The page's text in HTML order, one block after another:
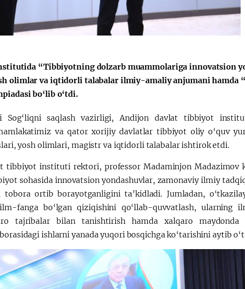
“Tibbiyotning dolzarb muammolariga innovatsion
olimlar va iqtidorli talabalar ilmiy-amaliy anjumani hamda
bo‘lib o‘tdi.
Sog‘liqni saqlash vazirligi, Andijon davlat tibbiyot
va qator xorijiy davlatlar tibbiyot oliy o‘quv
yosh olimlari, magistr va iqtidorli talabalar ishtirok etdi.
tibbiyot instituti rektori, professor Madaminjon Madazimov
sohasida innovatsion yondashuvlar, zamonaviy ilmiy
ortib borayotganligini ta’kidladi. Jumladan,
fanga bo‘lgan qiziqishini qo‘llab-quvvatlash, ularning
tajribalar bilan tanishtirish hamda xalqaro maydonda
ishlarni yanada yuqori bosqichga ko‘tarishini aytib